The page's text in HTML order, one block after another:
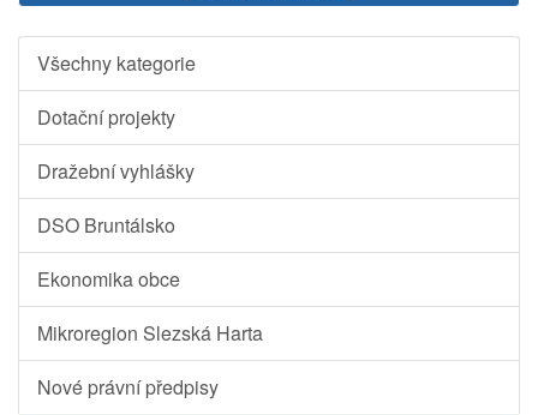
Všechny kategorie
Dotační projekty
Dražební vyhlášky
DSO Bruntálsko
Ekonomika obce
Mikroregion Slezská Harta
Nové právní předpisy